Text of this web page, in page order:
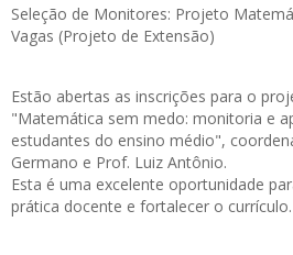
Seleção de Monitores: Projeto
Vagas (Projeto de Extensão)
Estão abertas as inscrições para o
"Matemática sem medo: monitoria e
estudantes do ensino médio",
Germano e Prof. Luiz Antônio.
Esta é uma excelente oportunidade
prática docente e fortalecer o